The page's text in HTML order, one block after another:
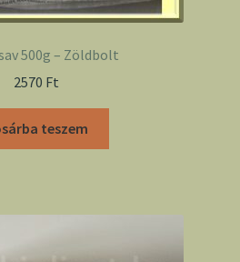
500g – Zöldbolt
2570 Ft
teszem